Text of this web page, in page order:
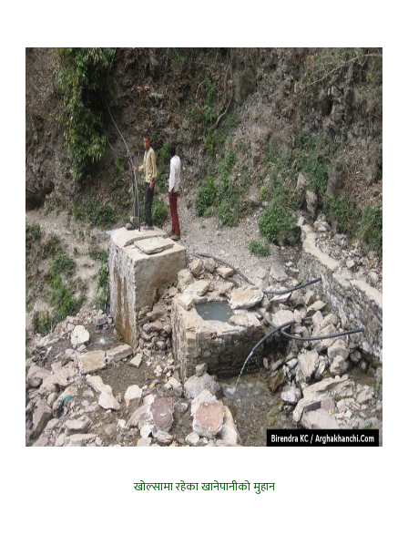
खोल्सामा रहेका खानेपानीको मुहान